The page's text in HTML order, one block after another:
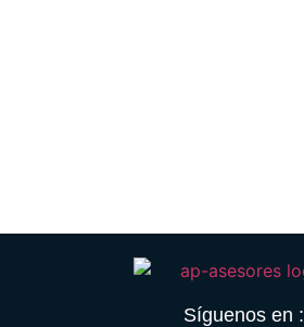
Síguenos en :